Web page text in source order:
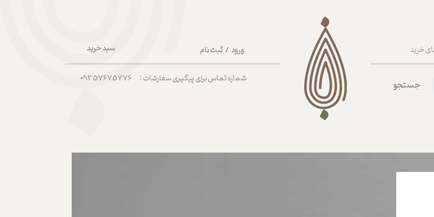
سبد خرید ورود / ثبت نام
حساب کاربری من
تغییر گذر واژه
خرید
شماره تماس برای پیگیری سفارشات : 09357675776
جستجو